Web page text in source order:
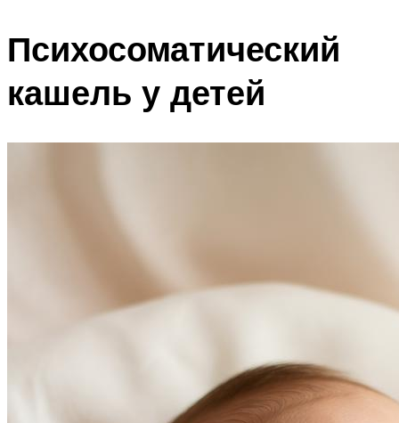
Психосоматический
кашель у детей